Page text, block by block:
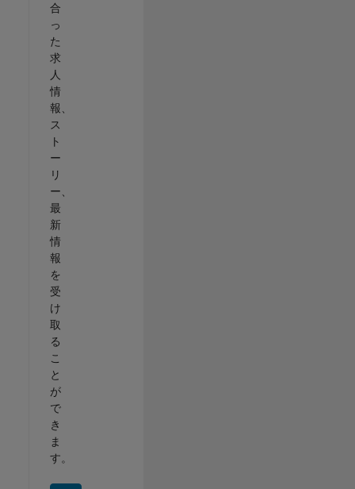
合
っ
た
求
人
情
報、
ス
ト
ー
リ
ー、
最
新
情
報
を
受
け
取
る
こ
と
が
で
き
ま
す。